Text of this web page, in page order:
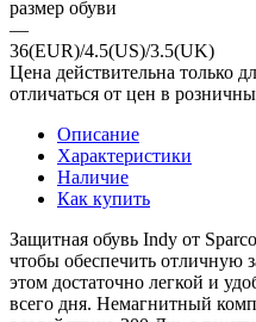
размер обуви
—
36(EUR)/4.5(US)/3.5(UK)
Цена действительна только
отличаться от цен в
Описание
Характеристики
Наличие
Как купить
Защитная обувь Indy от
чтобы обеспечить отличную
этом достаточно легкой и
всего дня. Немагнитный